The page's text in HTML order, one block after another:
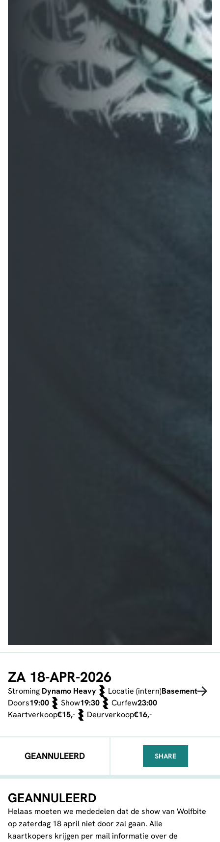
ZA 18-APR-2026
Stroming Dynamo Heavy Locatie (intern)Basement
Doors19:00 Show19:30 Curfew23:00
Kaartverkoop€15,- Deurverkoop€16,-
GEANNULEERD SHARE
GEANNULEERD
Helaas moeten we mededelen dat de show van Wolfbite
op zaterdag 18 april niet door zal gaan. Alle
kaartkopers krijgen per mail informatie over de